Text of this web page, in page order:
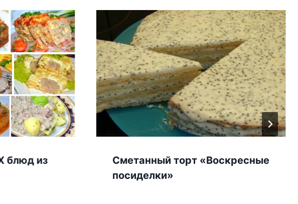
из
Сметанный торт «Воскресные
посиделки»